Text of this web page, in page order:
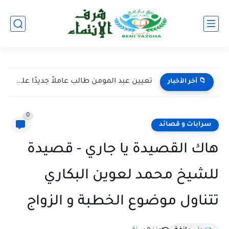
📁 آخر الأخبار تعيين عبد المومن طالب عاملاً جديدًا على إقليم اليوسفية خلفًا...
سرابات و قصائد
0
هاك القصيدة يا جاري - قصيدة
للشيخ محمد لعوين البكاري
تتناول موضوع الخطبة و الزواج